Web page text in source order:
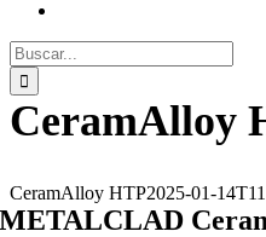
Buscar:
CeramAlloy
CeramAlloy HTP2025-01-
METALCLAD